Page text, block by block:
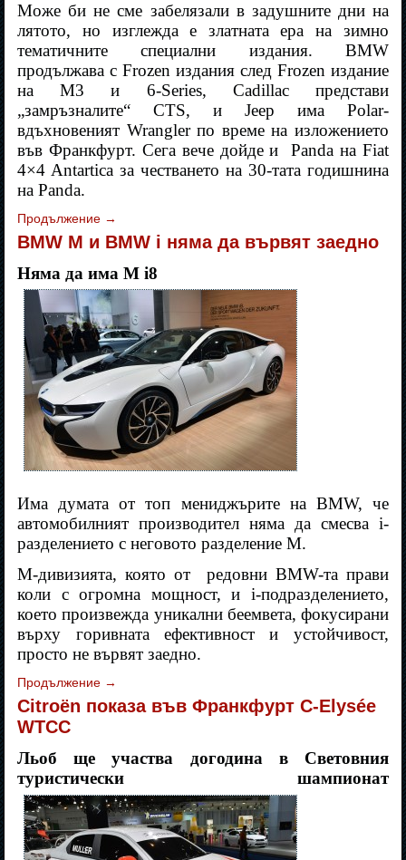
Може би не сме забелязали в задушните дни на
лятото, но изглежда е златната ера на зимно
тематичните специални издания. BMW
продължава с Frozen издания след Frozen издание
наM3 и 6-Series, Cadillac представи
„замръзналите“ CTS, и Jeep има Polar-
вдъхновеният Wrangler по време на изложението
във Франкфурт. Сега вече дойде и
Panda на Fiat
4×4 Antartica за честването на 30-тата годишнина
на Panda.
Продължение →
BMW M и BMW i няма да вървят заедно
Няма да има M i8
Има думата от топ мениджърите на BMW, че
автомобилният производител няма да смесва i-
разделението с неговото разделение M.
M-дивизията, която от
редовни BMW-та прави
коли с огромна мощност, и i-подразделението,
което произвежда уникални беемвета, фокусирани
върху горивната ефективност и устойчивост,
просто не вървят заедно.
Продължение →
Citroën показа във Франкфурт C-Elysée
WTCC
Льоб ще участва догодина в Световния
туристически шампионат